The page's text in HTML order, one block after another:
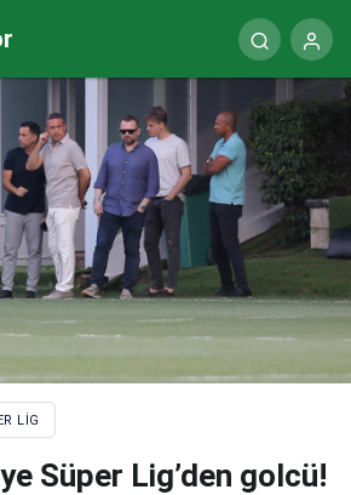
LIG
Süper Lig’den golcü!
anı! Kaderi belli olacak